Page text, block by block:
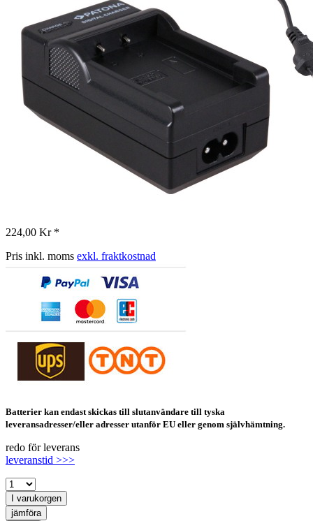
224,00 Kr *
Pris inkl. moms exkl. fraktkostnad
Batterier kan endast skickas till slutanvändare till tyska
leveransadresser/eller adresser utanför EU eller genom självhämtning.
redo för leverans
leveranstid >>>
I varukorgen
jämföra